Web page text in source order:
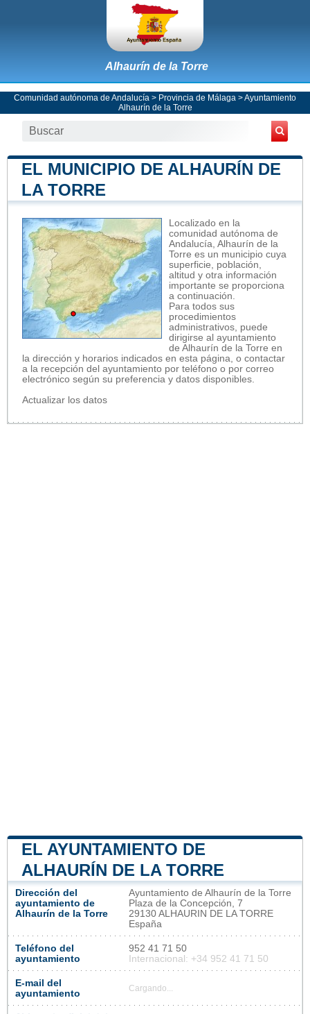
Alhaurín de la Torre
Comunidad autónoma de Andalucía > Provincia de Málaga >Ayuntamiento
Alhaurín de la Torre
EL MUNICIPIO DE ALHAURÍN DE
LA TORRE
Localizado en la
comunidad autónoma de
Andalucía, Alhaurín de la
Torre es un municipio cuya
superficie, población,
altitud y otra información
importante se proporciona
a continuación.
Para todos sus
procedimientos
administrativos, puede
dirigirse al ayuntamiento
de Alhaurín de la Torre en
la dirección y horarios indicados en esta página, o contactar
a la recepción del ayuntamiento por teléfono o por correo
electrónico según su preferencia y datos disponibles.
Actualizar los datos
EL AYUNTAMIENTO DE
ALHAURÍN DE LA TORRE
Dirección del
ayuntamiento de
Alhaurín de la Torre
Ayuntamiento de Alhaurín de la Torre
Plaza de la Concepción, 7
29130 ALHAURIN DE LA TORRE
España
Teléfono del
ayuntamiento
952 41 71 50
Internacional: +34 952 41 71 50
E-mail del
ayuntamiento
Cargando...